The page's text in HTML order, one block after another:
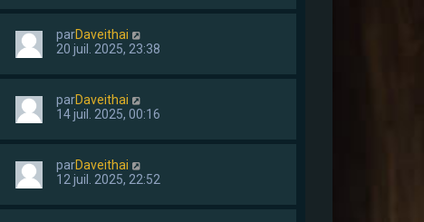
parDaveithai
20 juil. 2025, 23:38
parDaveithai
14 juil. 2025, 00:16
parDaveithai
12 juil. 2025, 22:52